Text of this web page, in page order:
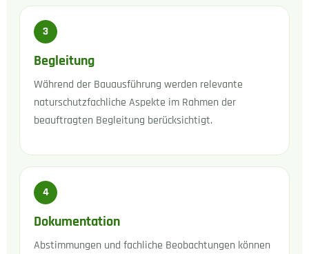
3
Begleitung
Während der Bauausführung werden relevante
naturschutzfachliche Aspekte im Rahmen der
beauftragten Begleitung berücksichtigt.
4
Dokumentation
Abstimmungen und fachliche Beobachtungen können